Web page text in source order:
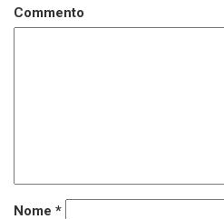
Commento
Nome *